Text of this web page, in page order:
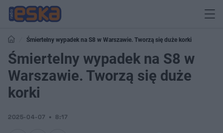
Śmiertelny wypadek na S8 w Warszawie. Tworzą się duże korki
Śmiertelny wypadek na S8 w
Warszawie. Tworzą się duże
korki
2025-04-07 8:17